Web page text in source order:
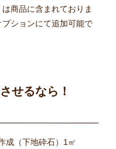
商品に含まれておりま
ションにて追加可能で
せるなら！
成（下地砕石）1㎡